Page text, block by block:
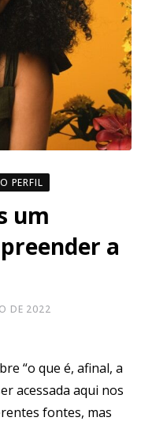
PERFIL
um
a
DE 2022
“o que é, afinal, a
acessada aqui nos
fontes, mas